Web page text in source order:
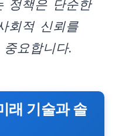
정책은 단순한
회적 신뢰를
요합니다.
래 기술과 솔